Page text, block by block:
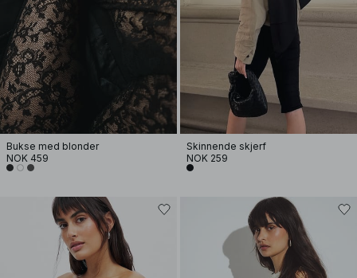
Bukse med blonder
NOK 459
Skinnende skjerf
NOK 259